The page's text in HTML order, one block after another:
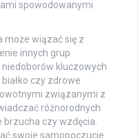
spowodowanymi
może wiązać się z
innych grup
kluczowych
czy zdrowe
związanymi z
różnorodnych
czy wzdęcia.
swoje samopoczucie